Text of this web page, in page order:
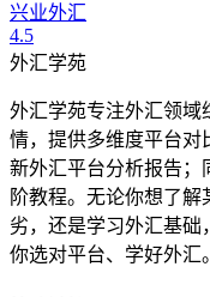
兴业外汇
4.5
外汇学苑
外汇学苑专注外汇领域
情，提供多维度平台对
新外汇平台分析报告；
阶教程。无论你想了
劣，还是学习外汇基础
你选对平台、学好外汇。